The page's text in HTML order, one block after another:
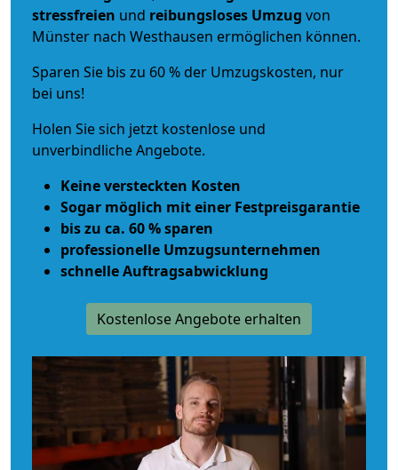
stressfreien und reibungsloses Umzug von
Münster nach Westhausen ermöglichen können.
Sparen Sie bis zu 60 % der Umzugskosten, nur
bei uns!
Holen Sie sich jetzt kostenlose und
unverbindliche Angebote.
Keine versteckten Kosten
Sogar möglich mit einer Festpreisgarantie
bis zu ca. 60 % sparen
professionelle Umzugsunternehmen
schnelle Auftragsabwicklung
Kostenlose Angebote erhalten